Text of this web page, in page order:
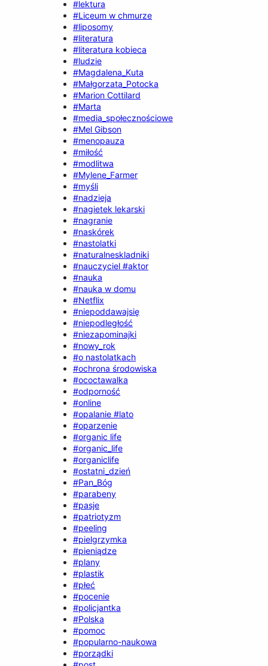
#lektura
#Liceum w chmurze
#liposomy
#literatura
#literatura kobieca
#ludzie
#Magdalena_Kuta
#Małgorzata_Potocka
#Marion Cottilard
#Marta
#media_społecznościowe
#Mel Gibson
#menopauza
#miłość
#modlitwa
#Mylene_Farmer
#myśli
#nadzieja
#nagietek lekarski
#nagranie
#naskórek
#nastolatki
#naturalneskladniki
#nauczyciel #aktor
#nauka
#nauka w domu
#Netflix
#niepoddawajsię
#niepodległość
#niezapominajki
#nowy_rok
#o nastolatkach
#ochrona środowiska
#ococtawalka
#odporność
#online
#opalanie #lato
#oparzenie
#organic life
#organic_life
#organiclife
#ostatni_dzień
#Pan_Bóg
#parabeny
#pasje
#patriotyzm
#peeling
#pielgrzymka
#pieniądze
#plany
#plastik
#płeć
#pocenie
#policjantka
#Polska
#pomoc
#popularno-naukowa
#porządki